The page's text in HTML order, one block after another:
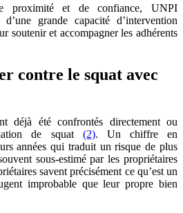
proximité et de confiance, UNPI
grande capacité d’intervention
soutenir et accompagner les adhérents
contre le squat avec
déjà été confrontés directement ou
de squat (2). Un chiffre en
années qui traduit un risque de plus
sous-estimé par les propriétaires
savent précisément ce qu’est un
improbable que leur propre bien